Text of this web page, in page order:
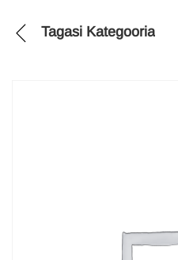
Tagasi Kategooria